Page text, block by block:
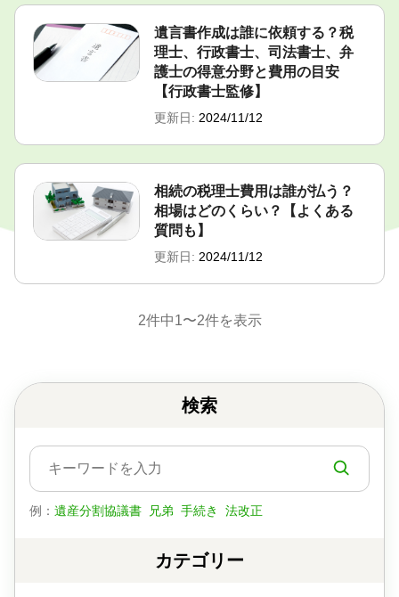
遺言書作成は誰に依頼する？税
理士、行政書士、司法書士、弁
護士の得意分野と費用の目安
【行政書士監修】
更新日: 2024/11/12
相続の税理士費用は誰が払う？
相場はどのくらい？【よくある
質問も】
更新日: 2024/11/12
2件中1〜2件を表示
検索
例： 遺産分割協議書 兄弟 手続き 法改正
カテゴリー